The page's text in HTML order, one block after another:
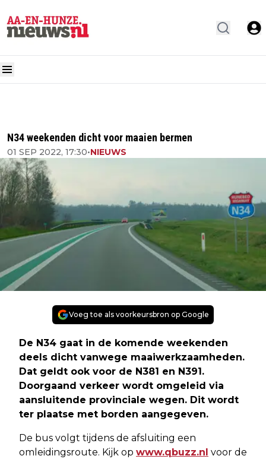
N34 weekenden dicht voor maaien bermen
01 SEP 2022, 17:30•NIEUWS
Voeg toe als voorkeursbron op Google
De N34 gaat in de komende weekenden
deels dicht vanwege maaiwerkzaamheden.
Dat geldt ook voor de N381 en N391.
Doorgaand verkeer wordt omgeleid via
aansluitende provinciale wegen. Dit wordt
ter plaatse met borden aangegeven.
De bus volgt tijdens de afsluiting een
omleidingsroute. Kijk op www.qbuzz.nl voor de